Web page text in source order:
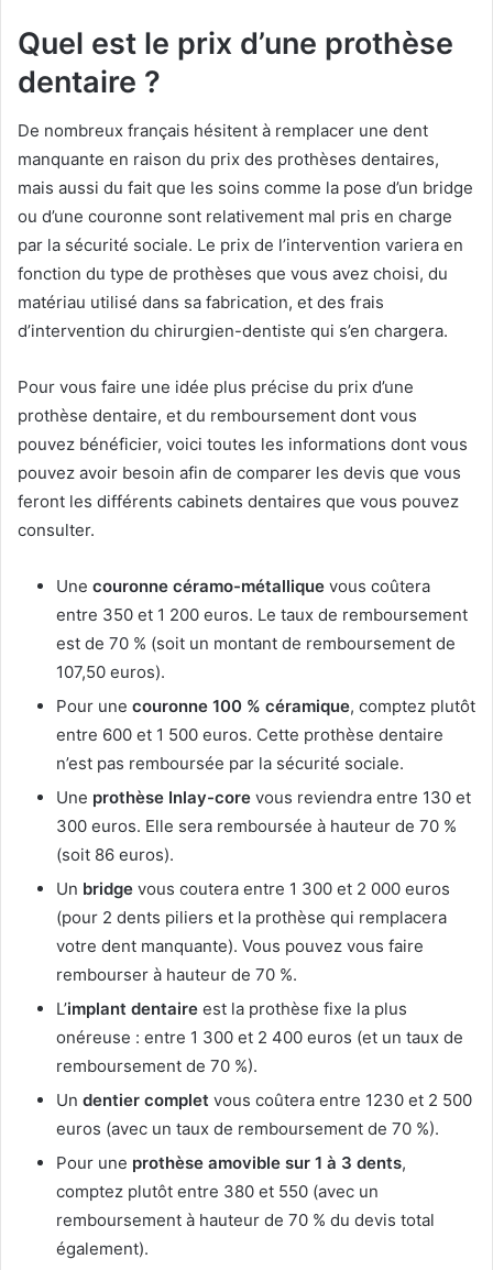
Quel est le prix d’une prothèse
dentaire ?
De nombreux français hésitent à remplacer une dent
manquante en raison du prix des prothèses dentaires,
mais aussi du fait que les soins comme la pose d’un bridge
ou d’une couronne sont relativement mal pris en charge
par la sécurité sociale. Le prix de l’intervention variera en
fonction du type de prothèses que vous avez choisi, du
matériau utilisé dans sa fabrication, et des frais
d’intervention du chirurgien-dentiste qui s’en chargera.
Pour vous faire une idée plus précise du prix d’une
prothèse dentaire, et du remboursement dont vous
pouvez bénéficier, voici toutes les informations dont vous
pouvez avoir besoin afin de comparer les devis que vous
feront les différents cabinets dentaires que vous pouvez
consulter.
Une couronne céramo-métallique vous coûtera
entre 350 et 1 200 euros. Le taux de remboursement
est de 70 % (soit un montant de remboursement de
107,50 euros).
Pour une couronne 100 % céramique, comptez plutôt
entre 600 et 1 500 euros. Cette prothèse dentaire
n’est pas remboursée par la sécurité sociale.
Une prothèse Inlay-core vous reviendra entre 130 et
300 euros. Elle sera remboursée à hauteur de 70 %
(soit 86 euros).
Un bridge vous coutera entre 1 300 et 2 000 euros
(pour 2 dents piliers et la prothèse qui remplacera
votre dent manquante). Vous pouvez vous faire
rembourser à hauteur de 70 %.
L’implant dentaire est la prothèse fixe la plus
onéreuse : entre 1 300 et 2 400 euros (et un taux de
remboursement de 70 %).
Un dentier complet vous coûtera entre 1230 et 2 500
euros (avec un taux de remboursement de 70 %).
Pour une prothèse amovible sur 1 à 3 dents,
comptez plutôt entre 380 et 550 (avec un
remboursement à hauteur de 70 % du devis total
également).